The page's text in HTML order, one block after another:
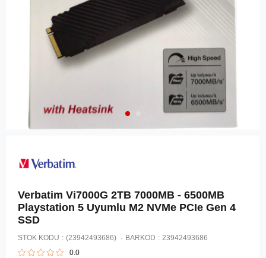
Verbatim Vi7000G 2TB 7000MB - 6500MB
Playstation 5 Uyumlu M2 NVMe PCIe Gen 4
SSD
STOK KODU (23942493686) BARKOD : 23942493686
0.0